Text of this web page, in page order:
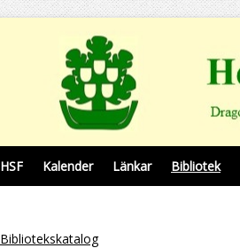
HSF Kalender Länkar Bibliotek
Bibliotekskatalog